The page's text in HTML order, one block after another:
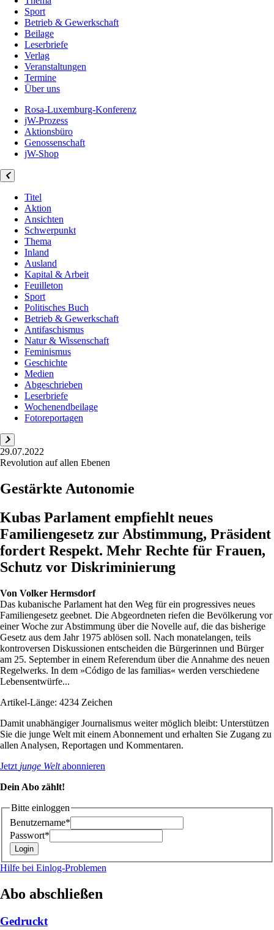
Sport
Betrieb & Gewerkschaft
Beilage
Leserbriefe
Verlag
Veranstaltungen
Termine
Über uns
Rosa-Luxemburg-Konferenz
jW-Prozess
Aktionsbüro
Genossenschaft
jW-Shop
Titel
Aktion
Ansichten
Schwerpunkt
Thema
Inland
Ausland
Kapital & Arbeit
Feuilleton
Sport
Politisches Buch
Betrieb & Gewerkschaft
Antifaschismus
Natur & Wissenschaft
Feminismus
Geschichte
Medien
Abgeschrieben
Leserbriefe
Wochenendbeilage
Fotoreportagen
29.07.2022
Revolution auf allen Ebenen
Gestärkte Autonomie
Kubas Parlament empfiehlt neues
Familiengesetz zur Abstimmung, Präsident
fordert Respekt. Mehr Rechte für Frauen,
Schutz vor Diskriminierung
Von Volker Hermsdorf
Das kubanische Parlament hat den Weg für ein progressives neues
Familiengesetz geebnet. Die Abgeordneten riefen die Bevölkerung vor
einer Woche zur Abstimmung über die Novelle auf, die das bisherige
Gesetz aus dem Jahr 1975 ablösen soll. Nach monatelangen, teils
kontroversen Diskussionen entscheiden die Bürgerinnen und Bürger
am 25. September in einem Referendum über die Annahme des neuen
Regelwerks. In dem »Código de las familias« werden verschiedene
Lebensentwürfe...
Artikel-Länge: 4234 Zeichen
Damit unabhängiger Journalismus weiter möglich bleibt: Unterstützen
Sie die junge Welt mit einem Abonnement und erhalten Sie Zugang zu
allen Analysen, Reportagen und Kommentaren.
Jetzt junge Weltabonnieren
Dein Abo zählt!
Bitte einloggen
Benutzername*
Passwort*
Hilfe bei Einlog-Problemen
Abo abschließen
Gedruckt